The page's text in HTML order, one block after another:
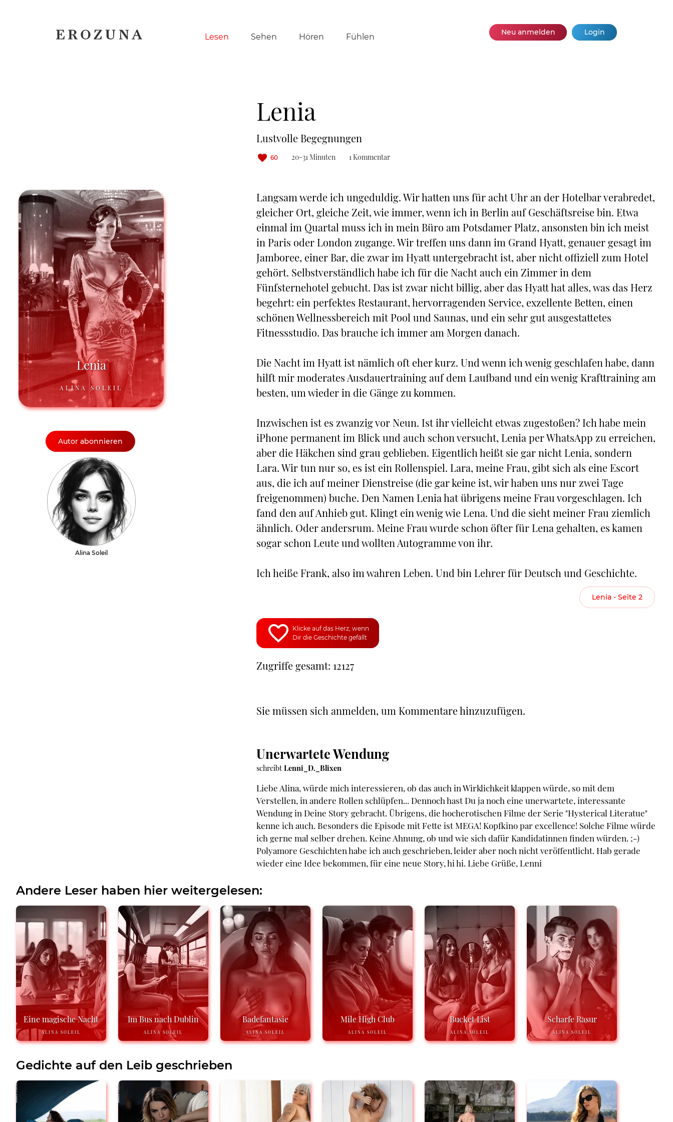
Navigation
Lesen Sehen Hören Fühlen Neu anmelden Login
Lenia
Lustvolle Begegnungen
60 20-31 Minuten 1 Kommentar
Lenia
ALINA SOLEIL
Autor abonnieren
Alina Soleil
Langsam werde ich ungeduldig. Wir hatten uns für acht Uhr an der Hotelbar verabredet,
gleicher Ort, gleiche Zeit, wie immer, wenn ich in Berlin auf Geschäftsreise bin. Etwa
einmal im Quartal muss ich in mein Büro am Potsdamer Platz, ansonsten bin ich meist
in Paris oder London zugange. Wir treffen uns dann im Grand Hyatt, genauer gesagt im
Jamboree, einer Bar, die zwar im Hyatt untergebracht ist, aber nicht offiziell zum Hotel
gehört. Selbstverständlich habe ich für die Nacht auch ein Zimmer in dem
Fünfsternehotel gebucht. Das ist zwar nicht billig, aber das Hyatt hat alles, was das Herz
begehrt: ein perfektes Restaurant, hervorragenden Service, exzellente Betten, einen
schönen Wellnessbereich mit Pool und Saunas, und ein sehr gut ausgestattetes
Fitnessstudio. Das brauche ich immer am Morgen danach.
Die Nacht im Hyatt ist nämlich oft eher kurz. Und wenn ich wenig geschlafen habe, dann
hilft mir moderates Ausdauertraining auf dem Laufband und ein wenig Krafttraining am
besten, um wieder in die Gänge zu kommen.
Inzwischen ist es zwanzig vor Neun. Ist ihr vielleicht etwas zugestoßen? Ich habe mein
iPhone permanent im Blick und auch schon versucht, Lenia per WhatsApp zu erreichen,
aber die Häkchen sind grau geblieben. Eigentlich heißt sie gar nicht Lenia, sondern
Lara. Wir tun nur so, es ist ein Rollenspiel. Lara, meine Frau, gibt sich als eine Escort
aus, die ich auf meiner Dienstreise (die gar keine ist, wir haben uns nur zwei Tage
freigenommen) buche. Den Namen Lenia hat übrigens meine Frau vorgeschlagen. Ich
fand den auf Anhieb gut. Klingt ein wenig wie Lena. Und die sieht meiner Frau ziemlich
ähnlich. Oder andersrum. Meine Frau wurde schon öfter für Lena gehalten, es kamen
sogar schon Leute und wollten Autogramme von ihr.
Ich heiße Frank, also im wahren Leben. Und bin Lehrer für Deutsch und Geschichte.
Lenia - Seite 2
Klicke auf das Herz, wenn
Dir die Geschichte gefällt
Zugriffe gesamt: 12127
Sie müssen sich anmelden, um Kommentare hinzuzufügen.
Unerwartete Wendung
schreibtLenni_D._Blixen
Liebe Alina, würde mich interessieren, ob das auch in Wirklichkeit klappen würde, so mit dem
Verstellen, in andere Rollen schlüpfen... Dennoch hast Du ja noch eine unerwartete, interessante
Wendung in Deine Story gebracht. Übrigens, die hocherotischen Filme der Serie "Hysterical Literatue"
kenne ich auch. Besonders die Episode mit Fette ist MEGA! Kopfkino par excellence! Solche Filme würde
ich gerne mal selber drehen. Keine Ahnung, ob und wie sich dafür Kandidatinnen finden würden. ;-)
Polyamore Geschichten habe ich auch geschrieben, leider aber noch nicht veröffentlicht. Hab gerade
wieder eine Idee bekommen, für eine neue Story, hi hi. Liebe Grüße, Lenni
Andere Leser haben hier weitergelesen:
Eine magische Nacht
ALINA SOLEIL
Im Bus nach Dublin
ALINA SOLEIL
Badefantasie
ALINA SOLEIL
Mile High Club
ALINA SOLEIL
Bucket List
ALINA SOLEIL
Scharfe Rasur
ALINA SOLEIL
Gedichte auf den Leib geschrieben